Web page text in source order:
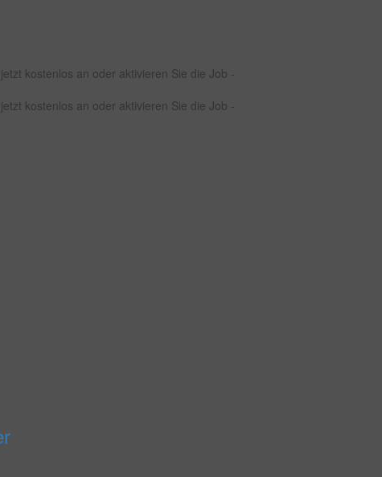
kostenlos an oder aktivieren Sie die Job -
kostenlos an oder aktivieren Sie die Job -